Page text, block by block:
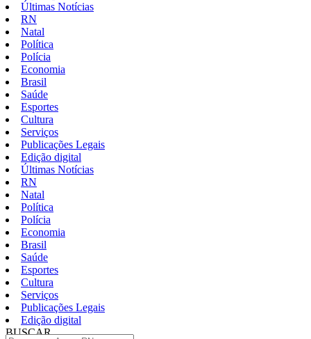
Últimas Notícias
RN
Natal
Política
Polícia
Economia
Brasil
Saúde
Esportes
Cultura
Serviços
Publicações Legais
Edição digital
Últimas Notícias
RN
Natal
Política
Polícia
Economia
Brasil
Saúde
Esportes
Cultura
Serviços
Publicações Legais
Edição digital
BUSCAR